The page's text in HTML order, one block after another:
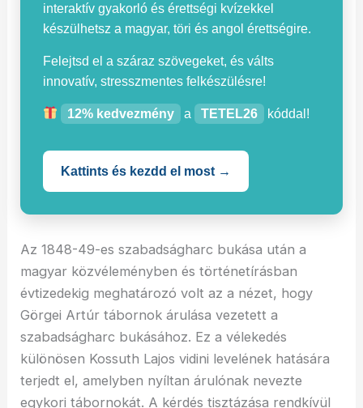
interaktív gyakorló és érettségi kvízekkel
készülhetsz a magyar, töri és angol érettségire.
Felejtsd el a száraz szövegeket, és válts
innovatív, stresszmentes felkészülésre!
12% kedvezmény a TETEL26 kóddal!
Kattints és kezdd el most →
Az 1848-49-es szabadságharc bukása után a
magyar közvéleményben és történetírásban
évtizedekig meghatározó volt az a nézet, hogy
Görgei Artúr tábornok árulása vezetett a
szabadságharc bukásához. Ez a vélekedés
különösen Kossuth Lajos vidini levelének hatására
terjedt el, amelyben nyíltan árulónak nevezte
egykori tábornokát. A kérdés tisztázása rendkívül